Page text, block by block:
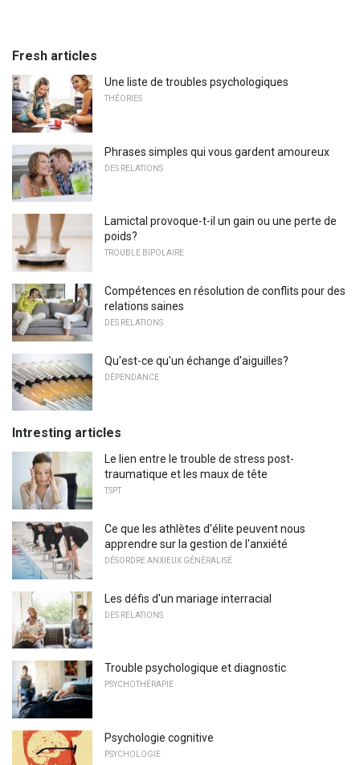
Fresh articles
Une liste de troubles psychologiques
THÉORIES
Phrases simples qui vous gardent amoureux
DES RELATIONS
Lamictal provoque-t-il un gain ou une perte de
poids?
TROUBLE BIPOLAIRE
Compétences en résolution de conflits pour des
relations saines
DES RELATIONS
Qu'est-ce qu'un échange d'aiguilles?
DÉPENDANCE
Intresting articles
Le lien entre le trouble de stress post-
traumatique et les maux de tête
TSPT
Ce que les athlètes d'élite peuvent nous
apprendre sur la gestion de l'anxiété
DÉSORDRE ANXIEUX GÉNÉRALISÉ
Les défis d'un mariage interracial
DES RELATIONS
Trouble psychologique et diagnostic
PSYCHOTHÉRAPIE
Psychologie cognitive
PSYCHOLOGIE